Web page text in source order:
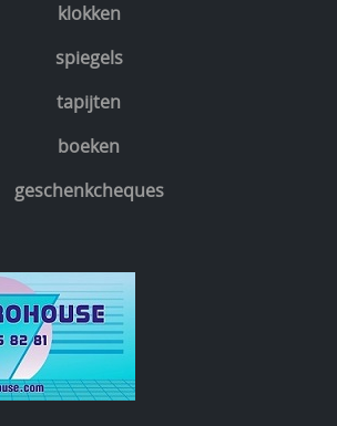
klokken
spiegels
tapijten
boeken
geschenkcheques